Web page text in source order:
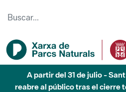
A partir del 31 de julio -
reabre al público tras el cierre